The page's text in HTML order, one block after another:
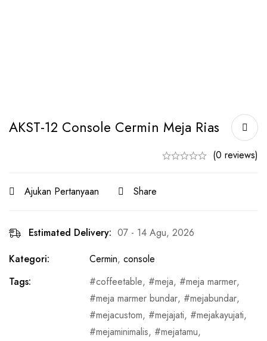
AKST-12 Console Cermin Meja Rias
(0 reviews)
Ajukan Pertanyaan Share
Estimated Delivery: 07 - 14 Agu, 2026
Kategori:
Cermin, console
Tags:
coffeetable, meja, meja marmer,
meja marmer bundar, mejabundar,
mejacustom, mejajati, mejakayujati,
mejaminimalis, mejatamu,